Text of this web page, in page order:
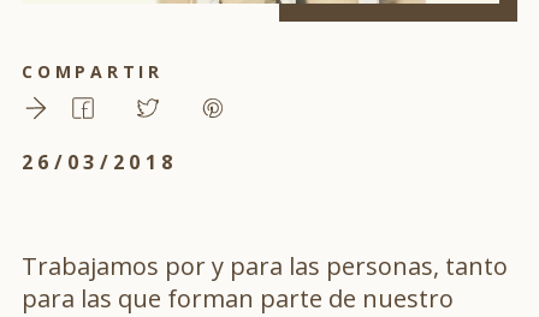
COMPARTIR
26/03/2018
Trabajamos por y para las personas, tanto
para las que forman parte de nuestro